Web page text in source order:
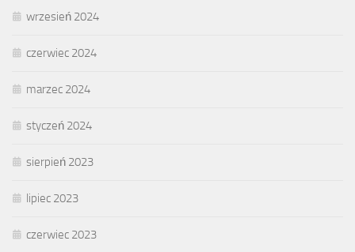
wrzesień 2024
czerwiec 2024
marzec 2024
styczeń 2024
sierpień 2023
lipiec 2023
czerwiec 2023